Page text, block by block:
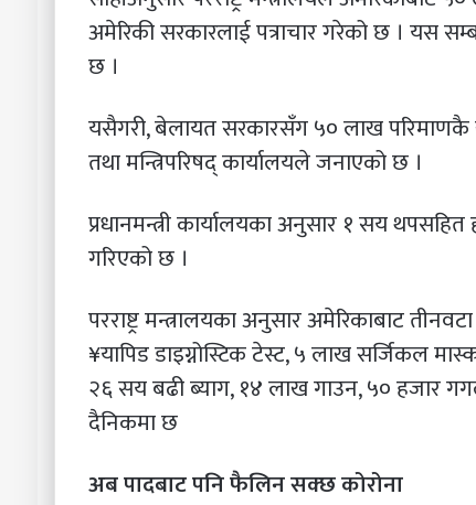
अमेरिकी सरकारलाई पत्राचार गरेको छ । यस
छ ।
यसैगरी, बेलायत सरकारसँग ५० लाख
तथा मन्त्रिपरिषद् कार्यालयले जनाएको छ ।
प्रधानमन्त्री कार्यालयका अनुसार १ सय
गरिएको छ ।
परराष्ट्र मन्त्रालयका अनुसार अमेरिकाबाट
¥यापिड डाइग्नोस्टिक टेस्ट, ५ लाख सर्जिकल
२६ सय बढी ब्याग, १४ लाख गाउन, ५० हजार
दैनिकमा छ
अब पादबाट पनि फैलिन सक्छ कोरोना